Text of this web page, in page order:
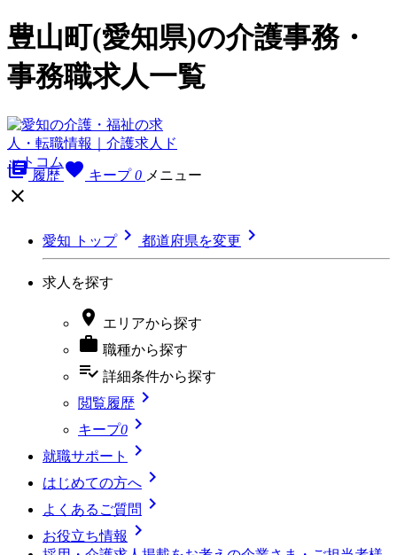
豊山町(愛知県)の介護事務・
事務職求人一覧
library_books 履歴 favorite キープ 0 メニュー

愛知 トップ 都道府県を変更 
求人を探す
 エリアから探す
 職種から探す
playlist_add_check 詳細条件から探す
閲覧履歴 
キープ0 
就職サポート 
はじめての方へ 
よくあるご質問 
お役立ち情報 